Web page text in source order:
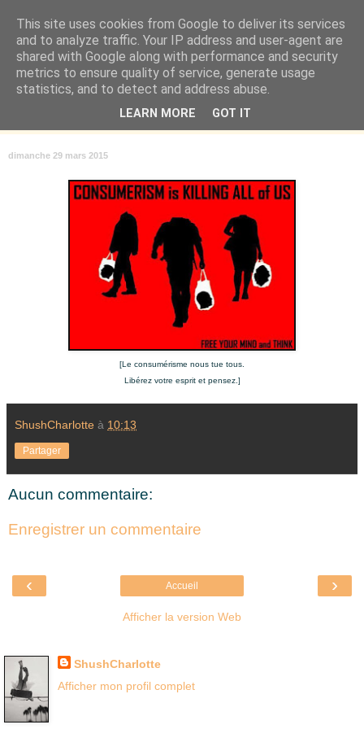
Là où je suis née
"Les temps sont durs pour les rêveurs" mais shush shush,
j'ai le cœur à l'affût et j'ouvre mon carnet de peau. « Soyez
vous-même, tous les autres sont déjà pris. » Oscar Wilde
dimanche 29 mars 2015
[Le consumérisme nous tue tous.
Libérez votre esprit et pensez.]
ShushCharlotte à 10:13
Partager
Aucun commentaire:
Enregistrer un commentaire
‹ ›
Accueil
Afficher la version Web
ShushCharlotte
Afficher mon profil complet
This site uses cookies from Google to deliver its services
and to analyze traffic. Your IP address and user-agent are
shared with Google along with performance and security
metrics to ensure quality of service, generate usage
statistics, and to detect and address abuse.
LEARN MORE GOT IT